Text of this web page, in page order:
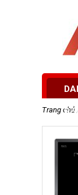
Trang chủ